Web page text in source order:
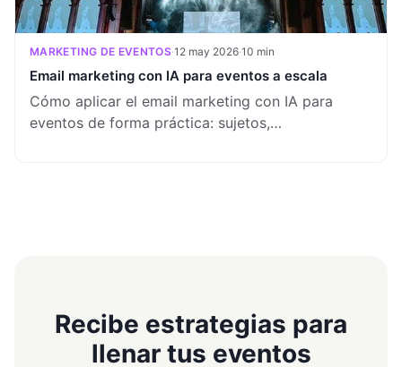
MARKETING DE EVENTOS·12 may 2026·10 min
Email marketing con IA para eventos a escala
Cómo aplicar el email marketing con IA para
eventos de forma práctica: sujetos,
Recibe estrategias para
llenar tus eventos